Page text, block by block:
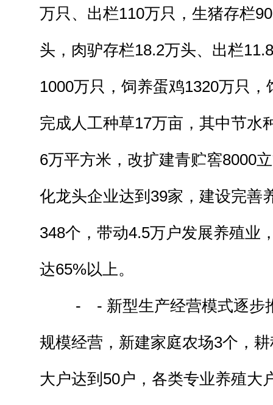
万只、出栏110万只，生猪存栏
头，肉驴存栏18.2万头、出栏
1000万只，饲养蛋鸡1320万只
完成人工种草17万亩，其中节水
6万平方米，改扩建青贮窖8000
化龙头企业达到39家，建设完善
348个，带动4.5万户发展养殖业
达65%以上。
- - 新型生产经营模式逐步推
规模经营，新建家庭农场3个，
大户达到50户，各类专业养殖大